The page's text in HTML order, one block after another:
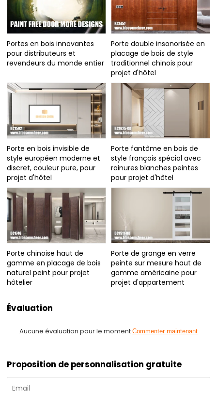
Portes en bois innovantes
pour distributeurs et
revendeurs du monde entier
Porte double insonorisée en
placage de bois de style
traditionnel chinois pour
projet d'hôtel
Porte en bois invisible de
style européen moderne et
discret, couleur pure, pour
projet d'hôtel
Porte fantôme en bois de
style français spécial avec
rainures blanches peintes
pour projet d'hôtel
Porte chinoise haut de
gamme en placage de bois
naturel peint pour projet
hôtelier
Porte de grange en verre
peinte sur mesure haut de
gamme américaine pour
projet d'appartement
Évaluation
Aucune évaluation pour le moment Commenter maintenant
Proposition de personnalisation gratuite